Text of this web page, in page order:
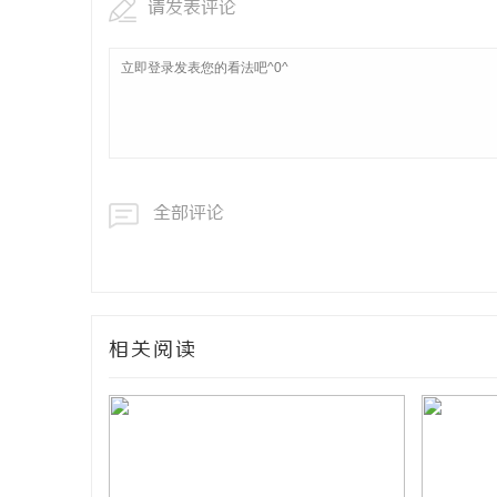
请发表评论
全部评论
相关阅读